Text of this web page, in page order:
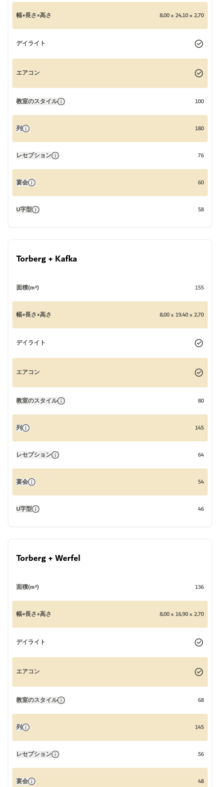
幅×長さ×高さ 8,00 x 24,10 x 2,70
デイライト
エアコン
教室のスタイル 100
列 180
レセプション 76
宴会 60
U字型 58
Torberg + Kafka
面積(m²) 155
幅×長さ×高さ 8,00 x 19,40 x 2,70
デイライト
エアコン
教室のスタイル 80
列 145
レセプション 64
宴会 54
U字型 46
Torberg + Werfel
面積(m²) 136
幅×長さ×高さ 8,00 x 16,90 x 2,70
デイライト
エアコン
教室のスタイル 68
列 145
レセプション 56
宴会 48